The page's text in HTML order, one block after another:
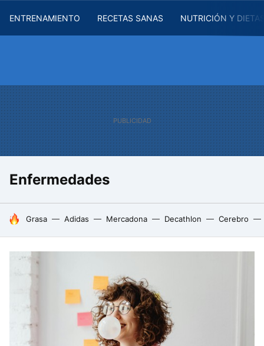
ENTRENAMIENTO RECETAS SANAS NUTRICIÓN Y
Enfermedades
HOY SE HABLA DE
Grasa Adidas Mercadona Decathlon Cerebro